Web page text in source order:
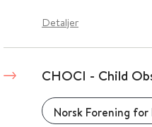
Detaljer
CHOCI - Child
Norsk Forening for